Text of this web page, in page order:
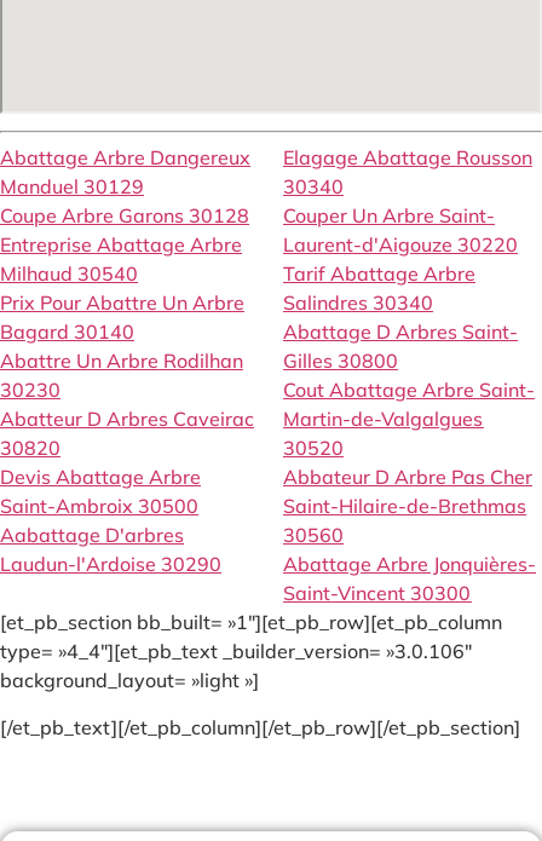
Abattage Arbre Dangereux
Manduel 30129
Coupe Arbre Garons 30128
Entreprise Abattage Arbre
Milhaud 30540
Prix Pour Abattre Un Arbre
Bagard 30140
Abattre Un Arbre Rodilhan
30230
Abatteur D Arbres Caveirac
30820
Devis Abattage Arbre
Saint-Ambroix 30500
Aabattage D'arbres
Laudun-l'Ardoise 30290
Elagage Abattage Rousson
30340
Couper Un Arbre Saint-
Laurent-d'Aigouze 30220
Tarif Abattage Arbre
Salindres 30340
Abattage D Arbres Saint-
Gilles 30800
Cout Abattage Arbre Saint-
Martin-de-Valgalgues
30520
Abbateur D Arbre Pas Cher
Saint-Hilaire-de-Brethmas
30560
Abattage Arbre Jonquières-
Saint-Vincent 30300
[et_pb_section bb_built= »1″][et_pb_row][et_pb_column
type= »4_4″][et_pb_text _builder_version= »3.0.106″
background_layout= »light »]
[/et_pb_text][/et_pb_column][/et_pb_row][/et_pb_section]